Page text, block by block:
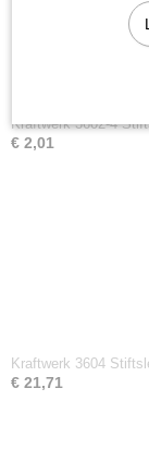
Kraftwerk 3602-4
€ 2,01
Kraftwerk 3604
€ 21,71